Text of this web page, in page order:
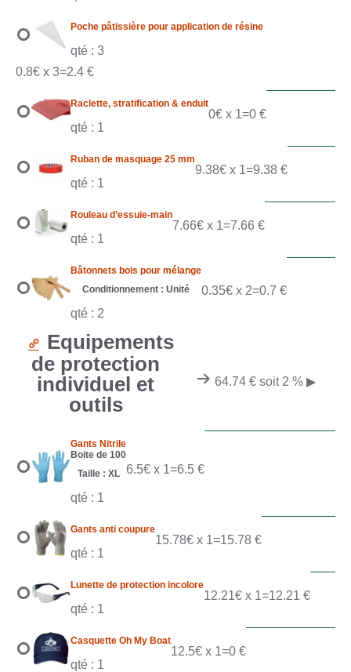
Poche pâtissière pour application de résine
qté : 3
0.8€ x 3=2.4 €
Raclette, stratification & enduit
qté : 1
0€ x 1=0 €
Ruban de masquage 25 mm
qté : 1
9.38€ x 1=9.38 €
Rouleau d’essuie-main
qté : 1
7.66€ x 1=7.66 €
Bâtonnets bois pour mélange
Conditionnement : Unité
qté : 2
0.35€ x 2=0.7 €
Equipements
de protection
individuel et
outils
64.74 € soit 2 % ▶
Gants Nitrile
Boite de 100
Taille : XL
qté : 1
6.5€ x 1=6.5 €
Gants anti coupure
qté : 1
15.78€ x 1=15.78 €
Lunette de protection incolore
qté : 1
12.21€ x 1=12.21 €
Casquette Oh My Boat
qté : 1
12.5€ x 1=0 €